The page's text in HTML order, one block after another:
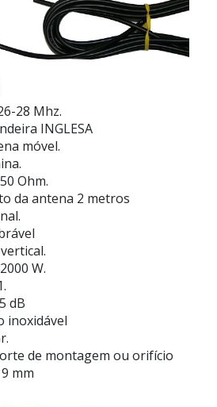
28 Mhz.
INGLESA
móvel.
Ohm.
da antena 2 metros
W.
dB
inoxidável
de montagem ou orifício
mm